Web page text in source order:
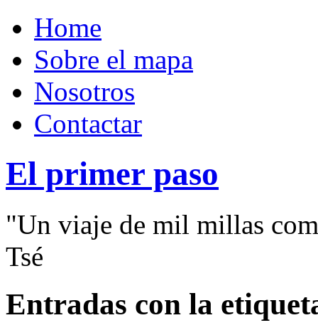
Home
Sobre el mapa
Nosotros
Contactar
El primer paso
"Un viaje de mil millas
Tsé
Entradas con la